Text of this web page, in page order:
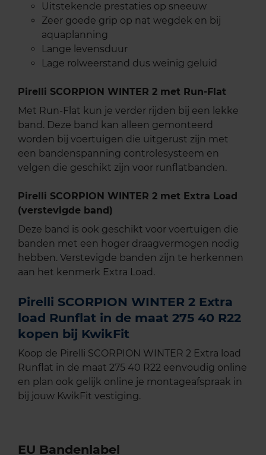
Uitstekende prestaties op sneeuw
Zeer goede grip op nat wegdek en bij
aquaplanning
Lange levensduur
Lage rolweerstand dus weinig geluid
Pirelli SCORPION WINTER 2 met Run-Flat
Met Run-Flat kun je verder rijden bij een lekke
band. Deze band kan alleen gemonteerd
worden bij voertuigen die uitgerust zijn met
een bandenspanning controlesysteem en
velgen die geschikt zijn voor runflatbanden.
Pirelli SCORPION WINTER 2 met Extra Load
(verstevigde band)
Deze band is ook geschikt voor voertuigen die
banden met een hoger draagvermogen nodig
hebben. Verstevigde banden zijn te herkennen
aan het kenmerk Extra Load.
Pirelli SCORPION WINTER 2 Extra
load Runflat in de maat 275 40 R22
kopen bij KwikFit
Koop de Pirelli SCORPION WINTER 2 Extra load
Runflat in de maat 275 40 R22 eenvoudig online
en plan ook gelijk online je montageafspraak in
bij jouw KwikFit vestiging.
EU Bandenlabel